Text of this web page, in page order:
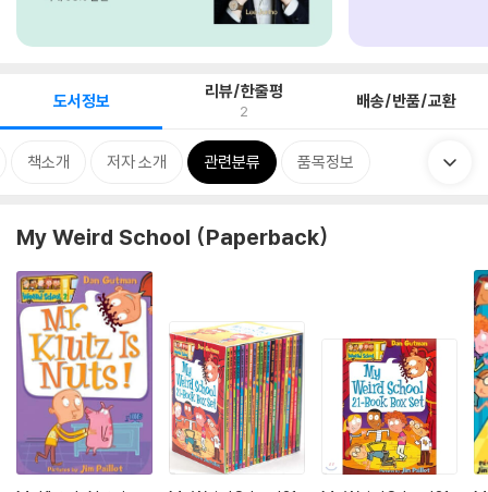
도서정보 리뷰/한줄평
2 배송/반품/교환
책소개 저자 소개 관련분류 품목정보
My Weird School (Paperback)